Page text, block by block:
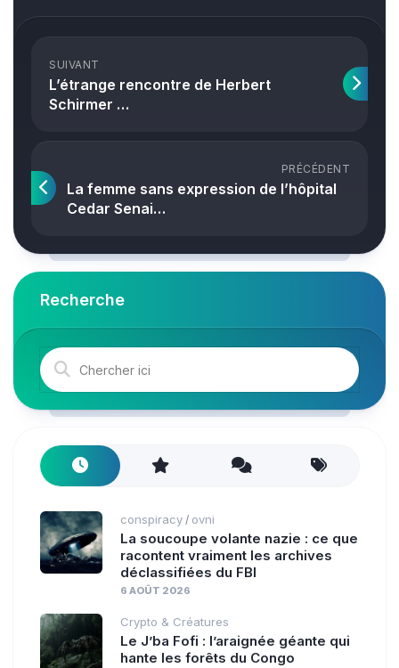
SUIVANT
L’étrange rencontre de Herbert
Schirmer …
PRÉCÉDENT
La femme sans expression de l’hôpital
Cedar Senai…
Recherche
conspiracy / ovni
La soucoupe volante nazie : ce que
racontent vraiment les archives
déclassifiées du FBI
6 AOÛT 2026
Crypto & Créatures
Le J’ba Fofi : l’araignée géante qui
hante les forêts du Congo